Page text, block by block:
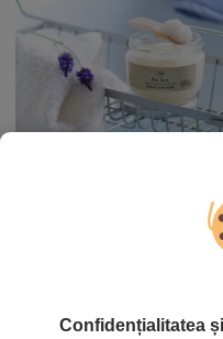
După exfoliere, pielea
Confidențialitatea